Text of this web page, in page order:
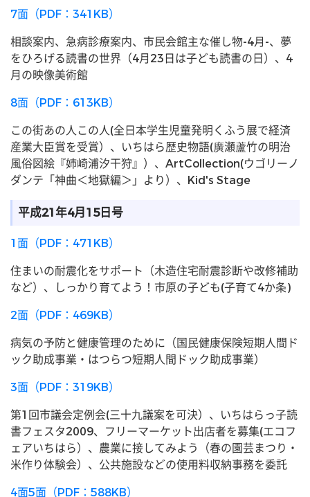
7面（PDF：341KB）
相談案内、急病診療案内、市民会館主な催し物-4月-、夢
をひろげる読書の世界（4月23日は子ども読書の日）、4
月の映像美術館
8面（PDF：613KB）
この街あの人この人(全日本学生児童発明くふう展で経済
産業大臣賞を受賞）、いちはら歴史物語(廣瀬蘆竹の明治
風俗図絵『姉崎浦汐干狩』）、ArtCollection(ウゴリーノ
ダンテ「神曲＜地獄編＞」より）、Kid's Stage
平成21年4月15日号
1面（PDF：471KB）
住まいの耐震化をサポート（木造住宅耐震診断や改修補助
など）、しっかり育てよう！市原の子ども(子育て4か条)
2面（PDF：469KB）
病気の予防と健康管理のために（国民健康保険短期人間ド
ック助成事業・はつらつ短期人間ドック助成事業）
3面（PDF：319KB）
第1回市議会定例会(三十九議案を可決）、いちはらっ子読
書フェスタ2009、フリーマーケット出店者を募集(エコフ
ェアいちはら）、農業に接してみよう（春の園芸まつり・
米作り体験会）、公共施設などの使用料収納事務を委託
4面5面（PDF：588KB）